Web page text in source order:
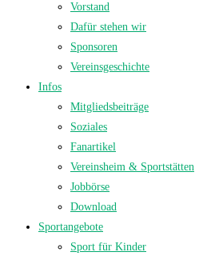
Vorstand
Dafür stehen wir
Sponsoren
Vereinsgeschichte
Infos
Mitgliedsbeiträge
Soziales
Fanartikel
Vereinsheim & Sportstätten
Jobbörse
Download
Sportangebote
Sport für Kinder